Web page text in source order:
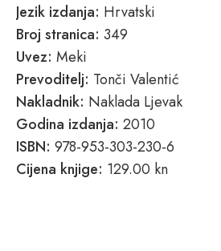
Jezik izdanja: Hrvatski
Broj stranica: 349
Uvez: Meki
Prevoditelj: Tonči Valentić
Nakladnik: Naklada Ljevak
Godina izdanja: 2010
ISBN: 978-953-303-230-6
Cijena knjige: 129.00 kn